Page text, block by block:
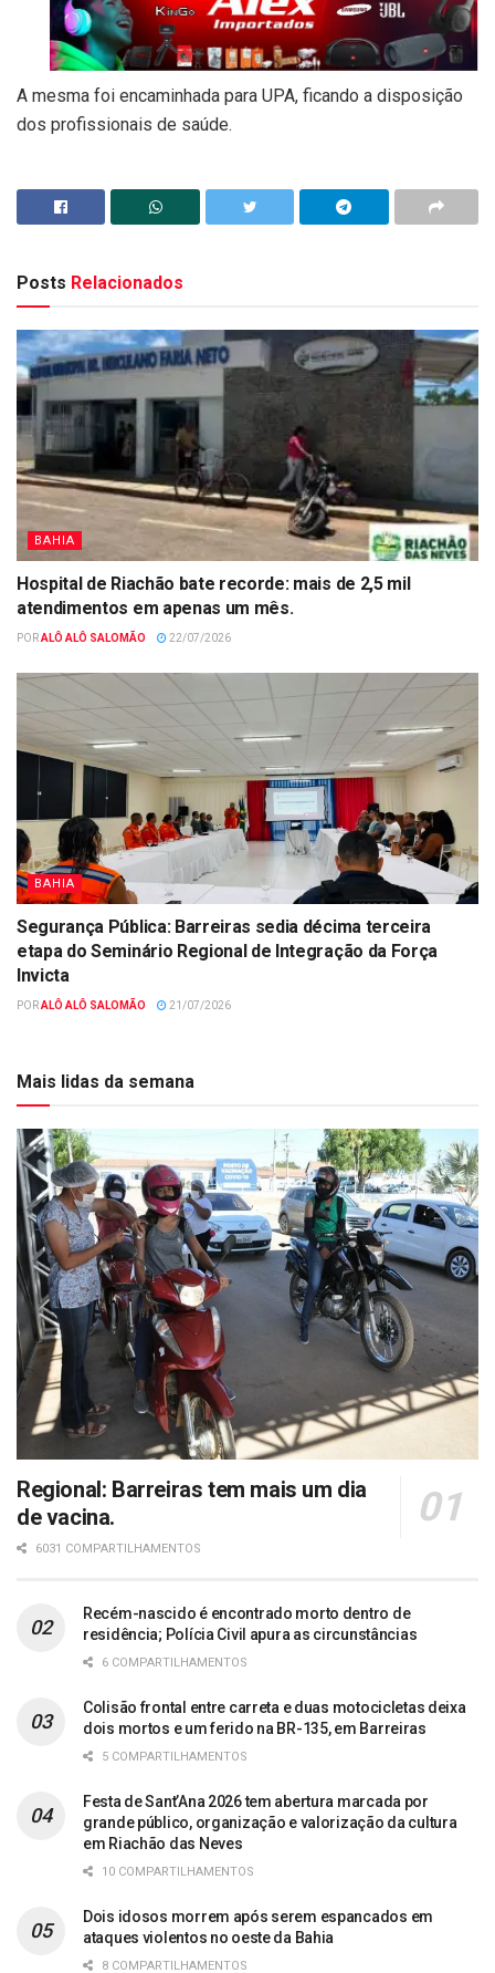
A mesma foi encaminhada para UPA, ficando a disposição
dos profissionais de saúde.
Posts Relacionados
BAHIA
Hospital de Riachão bate recorde: mais de 2,5 mil
atendimentos em apenas um mês.
PORALÔ ALÔ SALOMÃO 22/07/2026
BAHIA
Segurança Pública: Barreiras sedia décima terceira
etapa do Seminário Regional de Integração da Força
Invicta
PORALÔ ALÔ SALOMÃO 21/07/2026
Mais lidas da semana
Regional: Barreiras tem mais um dia
de vacina.
6031 COMPARTILHAMENTOS
Recém-nascido é encontrado morto dentro de
residência; Polícia Civil apura as circunstâncias
6 COMPARTILHAMENTOS
Colisão frontal entre carreta e duas motocicletas deixa
dois mortos e um ferido na BR-135, em Barreiras
5 COMPARTILHAMENTOS
Festa de Sant’Ana 2026 tem abertura marcada por
grande público, organização e valorização da cultura
em Riachão das Neves
10 COMPARTILHAMENTOS
Dois idosos morrem após serem espancados em
ataques violentos no oeste da Bahia
8 COMPARTILHAMENTOS